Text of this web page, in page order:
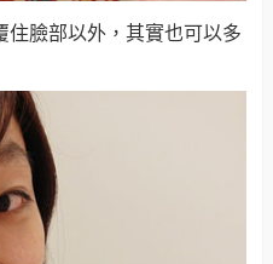
住臉部以外，其實也可以多